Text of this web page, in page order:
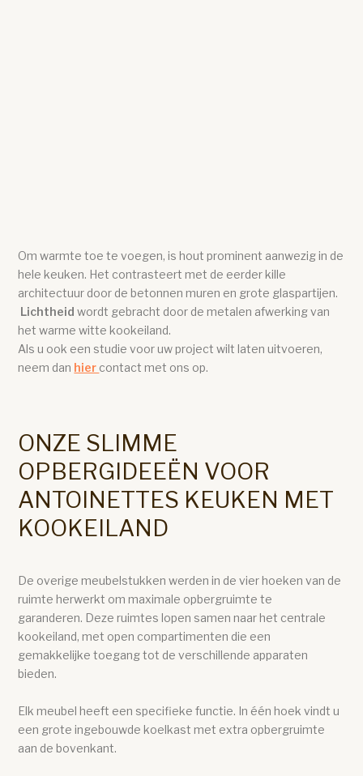
Om warmte toe te voegen, is hout prominent aanwezig in de
hele keuken. Het contrasteert met de eerder kille
architectuur door de betonnen muren en grote glaspartijen.
Lichtheid wordt gebracht door de metalen afwerking van
het warme witte kookeiland.
Als u ook een studie voor uw project wilt laten uitvoeren,
neem dan hier contact met ons op.
ONZE SLIMME
OPBERGIDEEËN VOOR
ANTOINETTES KEUKEN MET
KOOKEILAND
De overige meubelstukken werden in de vier hoeken van de
ruimte herwerkt om maximale opbergruimte te
garanderen. Deze ruimtes lopen samen naar het centrale
kookeiland, met open compartimenten die een
gemakkelijke toegang tot de verschillende apparaten
bieden.
Elk meubel heeft een specifieke functie. In één hoek vindt u
een grote ingebouwde koelkast met extra opbergruimte
aan de bovenkant.